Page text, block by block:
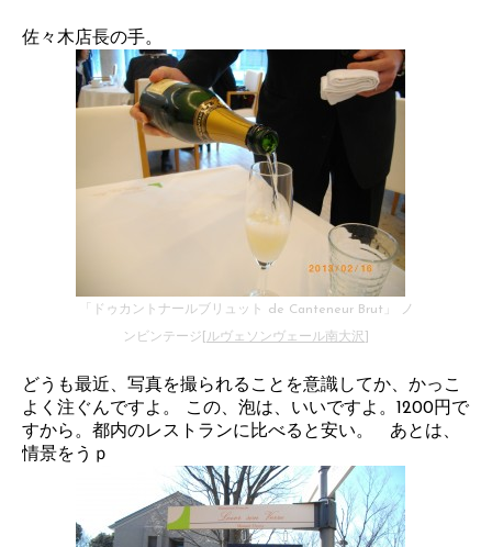
佐々木店長の手。
「ドゥカントナールブリュット de Canteneur Brut」 ノ
ンビンテージ[ ルヴェソンヴェール南大沢
どうも最近、写真を撮られることを意識してか、かっこ
よく注ぐんですよ。 この、泡は、いいですよ。1200円で
すから。都内のレストランに比べると安い。 あとは、
情景をうｐ